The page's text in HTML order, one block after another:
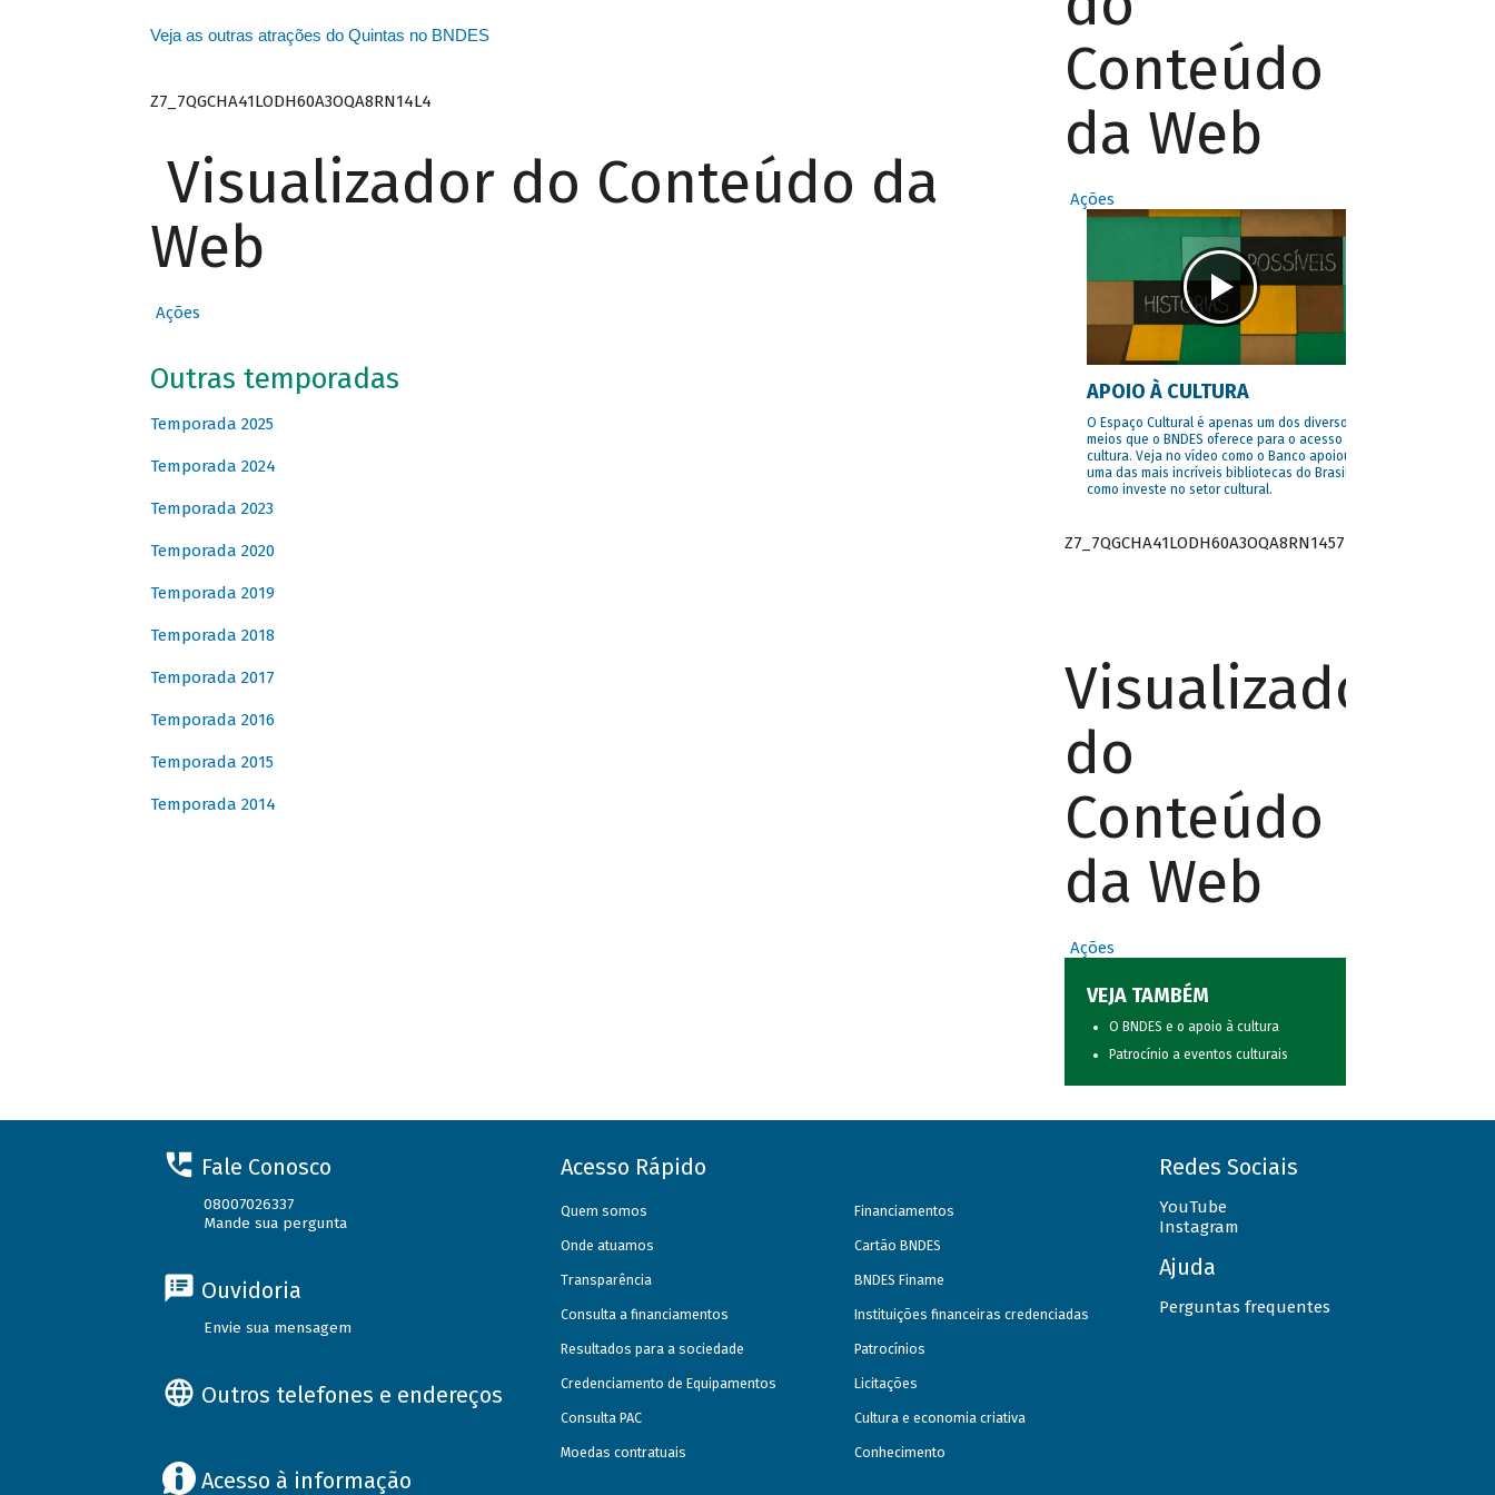
Veja as outras atrações do Quintas no BNDES
Z7_7QGCHA41LODH60A3OQA8RN14L4
Visualizador do Conteúdo da
Web
Ações
Outras temporadas
Temporada 2025
Temporada 2024
Temporada 2023
Temporada 2020
Temporada 2019
Temporada 2018
Temporada 2017
Temporada 2016
Temporada 2015
Temporada 2014
Conteúdo
da Web
Ações
APOIO À CULTURA
O Espaço Cultural é apenas um dos diversos
meios que o BNDES oferece para o acesso à
cultura. Veja no vídeo como o Banco apoiou
uma das mais incríveis bibliotecas do Brasil e
como investe no setor cultural.
Z7_7QGCHA41LODH60A3OQA8RN1457
Visualizador
do
Conteúdo
da Web
Ações
VEJA TAMBÉM
O BNDES e o apoio à cultura
Patrocínio a eventos culturais
Fale Conosco
08007026337
Mande sua pergunta
Ouvidoria
Envie sua mensagem
Outros telefones e endereços
Acesso à informação
Acesso Rápido
Quem somos
Onde atuamos
Transparência
Consulta a financiamentos
Resultados para a sociedade
Credenciamento de Equipamentos
Consulta PAC
Moedas contratuais
Financiamentos
Cartão BNDES
BNDES Finame
Instituições financeiras credenciadas
Patrocínios
Licitações
Cultura e economia criativa
Conhecimento
Redes Sociais
YouTube
Instagram
Ajuda
Perguntas frequentes